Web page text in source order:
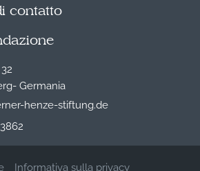
contatto
Germania
henze-stiftung.de
Informativa sulla privacy